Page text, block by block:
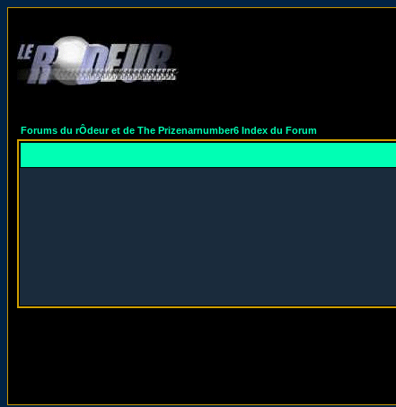
Forums du rÔdeur et de The Prizenarnumber6 Index du Forum